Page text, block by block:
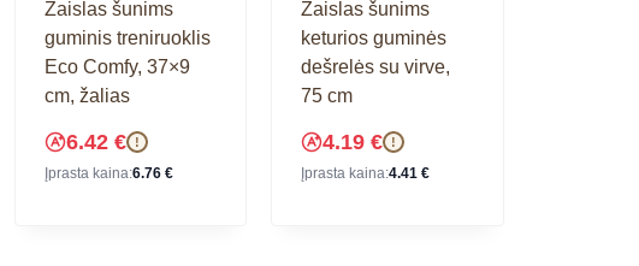
Žaislas šunims
guminis treniruoklis
Eco Comfy, 37×9
cm, žalias
6.42 € !
Įprasta kaina:6.76 €
Žaislas šunims
keturios guminės
dešrelės su virve,
75 cm
4.19€ !
Įprasta kaina:4.41€